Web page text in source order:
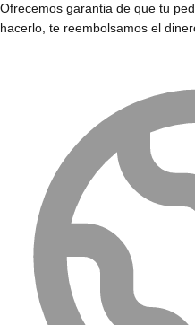
Ofrecemos garantia de que tu
hacerlo, te reembolsamos el